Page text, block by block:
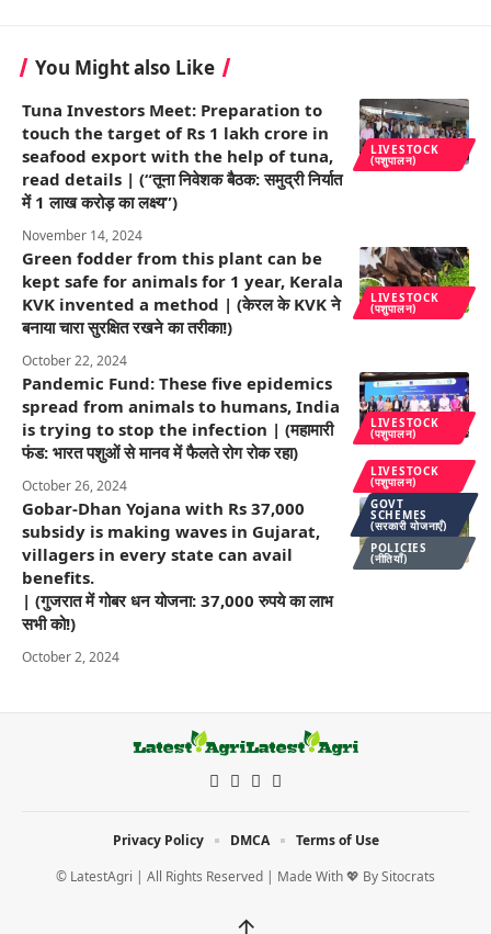
You Might also Like
LIVESTOCK
(पशुपालन)
Tuna Investors Meet: Preparation to
touch the target of Rs 1 lakh crore in
seafood export with the help of tuna,
read details | (“तूना निवेशक बैठक: समुद्री निर्यात
में 1 लाख करोड़ का लक्ष्य”)
November 14, 2024
LIVESTOCK
(पशुपालन)
Green fodder from this plant can be
kept safe for animals for 1 year, Kerala
KVK invented a method | (केरल के KVK ने
बनाया चारा सुरक्षित रखने का तरीका!)
October 22, 2024
LIVESTOCK
(पशुपालन)
Pandemic Fund: These five epidemics
spread from animals to humans, India
is trying to stop the infection | (महामारी
फंड: भारत पशुओं से मानव में फैलते रोग रोक रहा)
October 26, 2024
LIVESTOCK
(पशुपालन)
GOVT
SCHEMES
(सरकारी योजनाएँ)
POLICIES
(नीतियाँ)
Gobar-Dhan Yojana with Rs 37,000
subsidy is making waves in Gujarat,
villagers in every state can avail
benefits.
| (गुजरात में गोबर धन योजना: 37,000 रुपये का लाभ
सभी को!)
October 2, 2024
© LatestAgri | All Rights Reserved | Made With 💖 BySitocrats
Privacy Policy DMCA Terms of Use